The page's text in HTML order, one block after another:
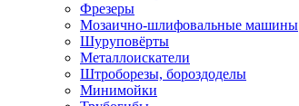
Фрезеры
Мозаично-шлифовальные машины
Шуруповёрты
Металлоискатели
Штроборезы, бороздоделы
Минимойки